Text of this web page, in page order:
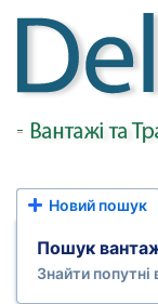
Новий пошук
Пошук
Знайти попутні